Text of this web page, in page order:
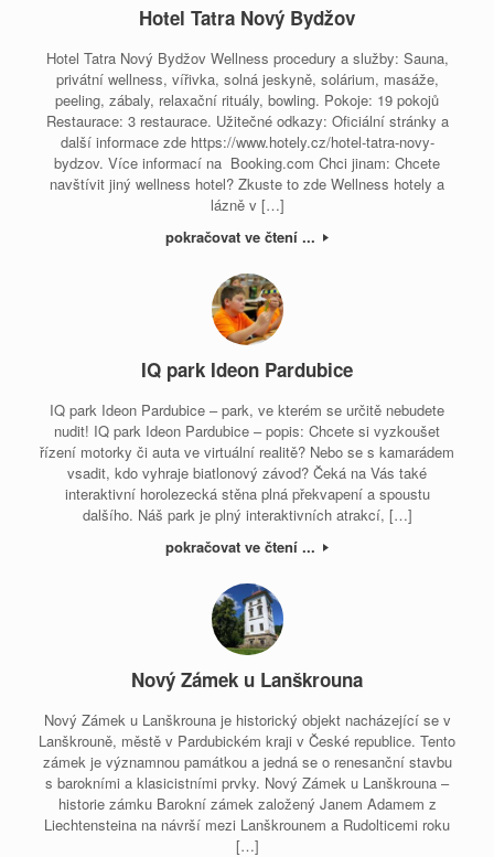
Hotel Tatra Nový Bydžov
Hotel Tatra Nový Bydžov Wellness procedury a služby: Sauna,
privátní wellness, vířivka, solná jeskyně, solárium, masáže,
peeling, zábaly, relaxační rituály, bowling. Pokoje: 19 pokojů
Restaurace: 3 restaurace. Užitečné odkazy: Oficiální stránky a
další informace zde https://www.hotely.cz/hotel-tatra-novy-
bydzov. Více informací na Booking.com Chci jinam: Chcete
navštívit jiný wellness hotel? Zkuste to zde Wellness hotely a
lázně v […]
pokračovat ve čtení ...
IQ park Ideon Pardubice
IQ park Ideon Pardubice – park, ve kterém se určitě nebudete
nudit! IQ park Ideon Pardubice – popis: Chcete si vyzkoušet
řízení motorky či auta ve virtuální realitě? Nebo se s kamarádem
vsadit, kdo vyhraje biatlonový závod? Čeká na Vás také
interaktivní horolezecká stěna plná překvapení a spoustu
dalšího. Náš park je plný interaktivních atrakcí, […]
pokračovat ve čtení ...
Nový Zámek u Lanškrouna
Nový Zámek u Lanškrouna je historický objekt nacházející se v
Lanškrouně, městě v Pardubickém kraji v České republice. Tento
zámek je významnou památkou a jedná se o renesanční stavbu
s barokními a klasicistními prvky. Nový Zámek u Lanškrouna –
historie zámku Barokní zámek založený Janem Adamem z
Liechtensteina na návrší mezi Lanškrounem a Rudolticemi roku
[…]